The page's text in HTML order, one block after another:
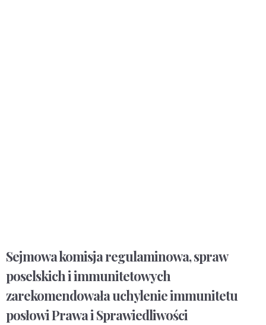
Sejmowa komisja regulaminowa, spraw
poselskich i immunitetowych
zarekomendowała uchylenie immunitetu
posłowi Prawa i Sprawiedliwości